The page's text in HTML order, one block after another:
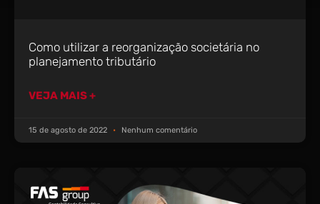
Como utilizar a reorganização societária no
planejamento tributário
VEJA MAIS +
15 de agosto de 2022 Nenhum comentário